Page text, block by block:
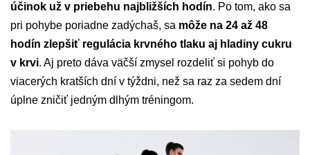
účinok už v priebehu najbližších hodín. Po tom, ako sa
pri pohybe poriadne zadýchaš, sa môže na 24 až 48
hodín zlepšiť regulácia krvného tlaku aj hladiny cukru
v krvi. Aj preto dáva väčší zmysel rozdeliť si pohyb do
viacerých kratších dní v týždni, než sa raz za sedem dní
úplne zničiť jedným dlhým tréningom.